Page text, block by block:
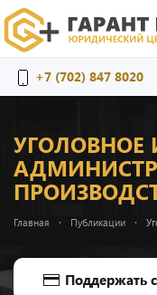
+7 (702) 847 8020
УГОЛОВНОЕ
Главная Публикации
Поддержать